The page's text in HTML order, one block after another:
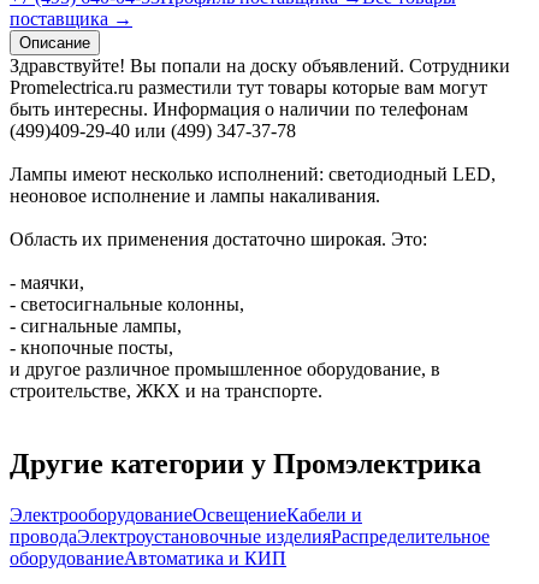
поставщика →
Описание
Здравствуйте! Вы попали на доску объявлений. Сотрудники
Promelectrica.ru разместили тут товары которые вам могут
быть интересны. Информация о наличии по телефонам
(499)409-29-40 или (499) 347-37-78
Лампы имеют несколько исполнений: светодиодный LED,
неоновое исполнение и лампы накаливания.
Область их применения достаточно широкая. Это:
- маячки,
- светосигнальные колонны,
- сигнальные лампы,
- кнопочные посты,
и другое различное промышленное оборудование, в
строительстве, ЖКХ и на транспорте.
Другие категории у Промэлектрика
ЭлектрооборудованиеОсвещениеКабели и
проводаЭлектроустановочные изделияРаспределительное
оборудованиеАвтоматика и КИП